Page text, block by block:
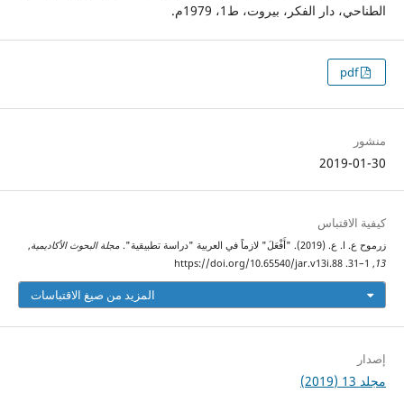
الطناحي، دار الفكر، بيروت، ط1، 1979م.
pdf
منشور
2019-01-30
كيفية الاقتباس
زرموح ع. ا. ع. (2019). "أَفْعَلَ" لازماً في العربية "دراسة تطبيقية". مجلة البحوث الأكاديمية,
13
, 1–31. https://doi.org/10.65540/jar.v13i.88
المزيد من صيغ الاقتباسات
إصدار
مجلد 13 (2019)